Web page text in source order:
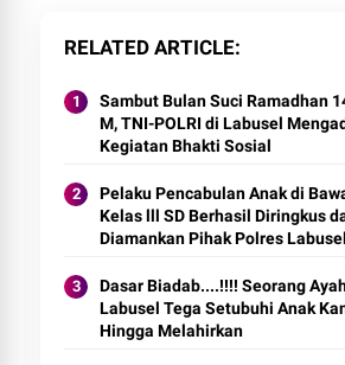
RELATED ARTICLE
Sambut Bulan Suci Ramadhan
M, TNI-POLRI di Labusel
Kegiatan Bhakti Sosial
Pelaku Pencabulan Anak di
Kelas lll SD Berhasil Diringkus
Diamankan Pihak Polres Labusel
Dasar Biadab....!!!! Seorang
Labusel Tega Setubuhi Anak
Hingga Melahirkan